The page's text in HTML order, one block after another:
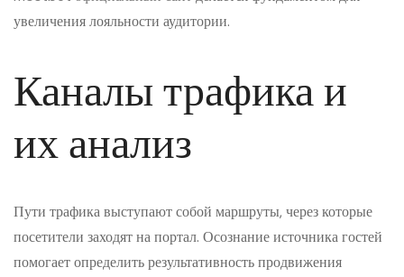
увеличения лояльности аудитории.
Каналы трафика и
их анализ
Пути трафика выступают собой маршруты, через которые
посетители заходят на портал. Осознание источника гостей
помогает определить результативность продвижения